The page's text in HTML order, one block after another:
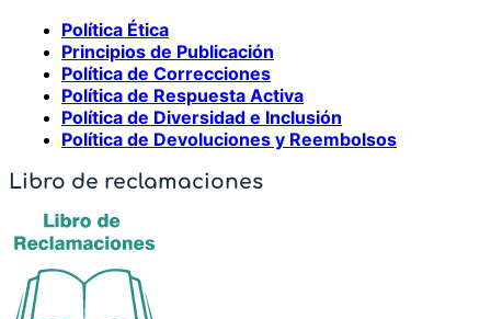
Política Ética
Principios de Publicación
Política de Correcciones
Política de Respuesta Activa
Política de Diversidad e Inclusión
Política de Devoluciones y Reembolsos
Libro de reclamaciones